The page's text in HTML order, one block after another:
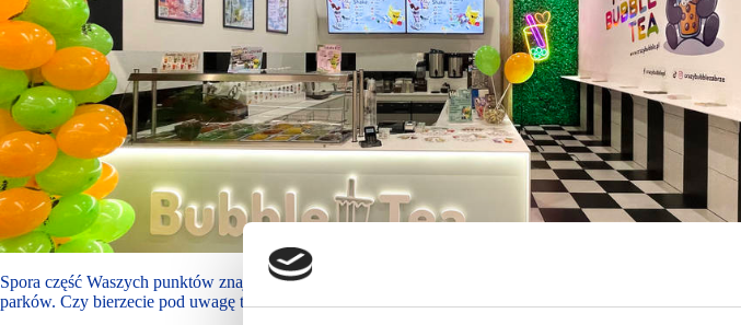
Spora część Waszych punktów znajduje się właśnie w galeriach handlowych, ale teraz bardzo dynamicznie
parków. Czy bierzecie pod uwagę te lokalizacje?